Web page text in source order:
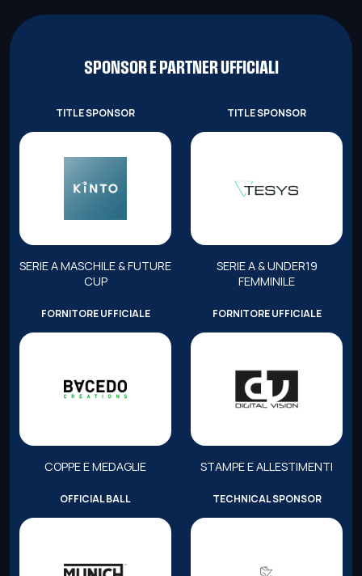
SPONSOR E PARTNER UFFICIALI
TITLE SPONSOR
SERIE A MASCHILE & FUTURE
CUP
TITLE SPONSOR
SERIE A & UNDER19
FEMMINILE
FORNITORE UFFICIALE
COPPE E MEDAGLIE
FORNITORE UFFICIALE
STAMPE E ALLESTIMENTI
OFFICIAL BALL TECHNICAL SPONSOR